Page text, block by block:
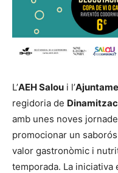
L’AEH Salou i l’
regidoria de
amb unes noves
promocionar un
valor gastronòmic i
temporada. La iniciativa